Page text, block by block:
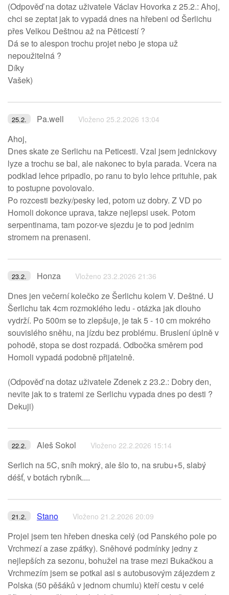
(Odpověď na dotaz uživatele Václav Hovorka z 25.2.: Ahoj,
chci se zeptat jak to vypadá dnes na hřebeni od Šerlichu
přes Velkou Deštnou až na Pěticestí ?
Dá se to alespon trochu projet nebo je stopa už
nepoužitelná ?
Díky
Vašek)
25.2. Pa.well Vloženo 25.2.2026 13:04
Ahoj,
Dnes skate ze Serlichu na Peticesti. Vzal jsem jednickovy
lyze a trochu se bal, ale nakonec to byla parada. Vcera na
podklad lehce pripadlo, po ranu to bylo lehce prituhle, pak
to postupne povolovalo.
Po rozcesti bezky/pesky led, potom uz dobry. Z VD po
Homoli dokonce uprava, takze nejlepsi usek. Potom
serpentinama, tam pozor-ve sjezdu je to pod jednim
stromem na prenaseni.
23.2. Honza Vloženo 23.2.2026 21:36
Dnes jen večerní kolečko ze Šerlichu kolem V. Deštné. U
Šerlichu tak 4cm rozmoklého ledu - otázka jak dlouho
vydrží. Po 500m se to zlepšuje, je tak 5 - 10 cm mokrého
souvislého sněhu, na jízdu bez problému. Bruslení úplně v
pohodě, stopa se dost rozpadá. Odbočka směrem pod
Homoli vypadá podobně přijatelně.
(Odpověď na dotaz uživatele Zdenek z 23.2.: Dobry den,
nevite jak to s tratemi ze Serlichu vypada dnes po desti ?
Dekuji)
22.2. Aleš Sokol Vloženo 22.2.2026 15:14
Serlich na 5C, sníh mokrý, ale šlo to, na srubu+5, slabý
déšť, v botách rybník....
21.2. Stano Vloženo 21.2.2026 20:09
Projel jsem ten hřeben dneska celý (od Panského pole po
Vrchmezí a zase zpátky). Sněhové podmínky jedny z
nejlepších za sezonu, bohužel na trase mezi Bukačkou a
Vrchmezím jsem se potkal asi s autobusovým zájezdem z
Polska (50 pěšáků v jednom chumlu) kteří cestu v celé